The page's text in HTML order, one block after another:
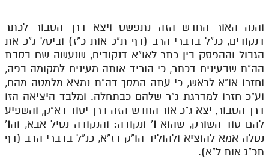
והנה האור החדש הזה נתפשט ויצא דרך הטבור לכתר
דנקודים, כנ"ל בדברי הרב (דף ת"כ אות כ"ז) וביטל ג"כ את
הגבול וההפסק בין כתר לאו"א דנקודים, שנעשה שם בסבת
הה"ת שבעינים דכתר, כי הוריד אותה מעינים למקומה בפה,
וחזרו או"א לראש, כי עתה המסך דה"ת נמצא מלמטה מהם,
וע"כ חזרו למדרגת ג"ר שלהם כבתחלה. ומלבד היציאה הזו
דרך הטבור, יצא ג"כ אור החדש הזה דרך יסוד דא"ק, והשפיע
להם סוד השורק, שהואו' ונקודה: והנקודה נטיל אבא, והו'
נטלה אמא להוציא ולהוליד הו"ק דז"א, כנ"ל בדברי הרב (דף
תכ"ג אות ל"א).